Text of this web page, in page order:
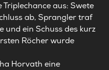
aus: Swete
ab, Sprangler traf
ein Schuss des kurz
Röcher wurde
Horvath eine